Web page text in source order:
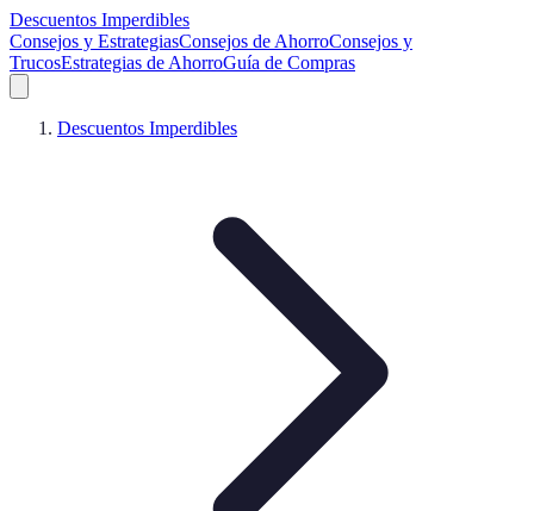
Descuentos Imperdibles
Consejos y EstrategiasConsejos de AhorroConsejos y
TrucosEstrategias de AhorroGuía de Compras
Descuentos Imperdibles